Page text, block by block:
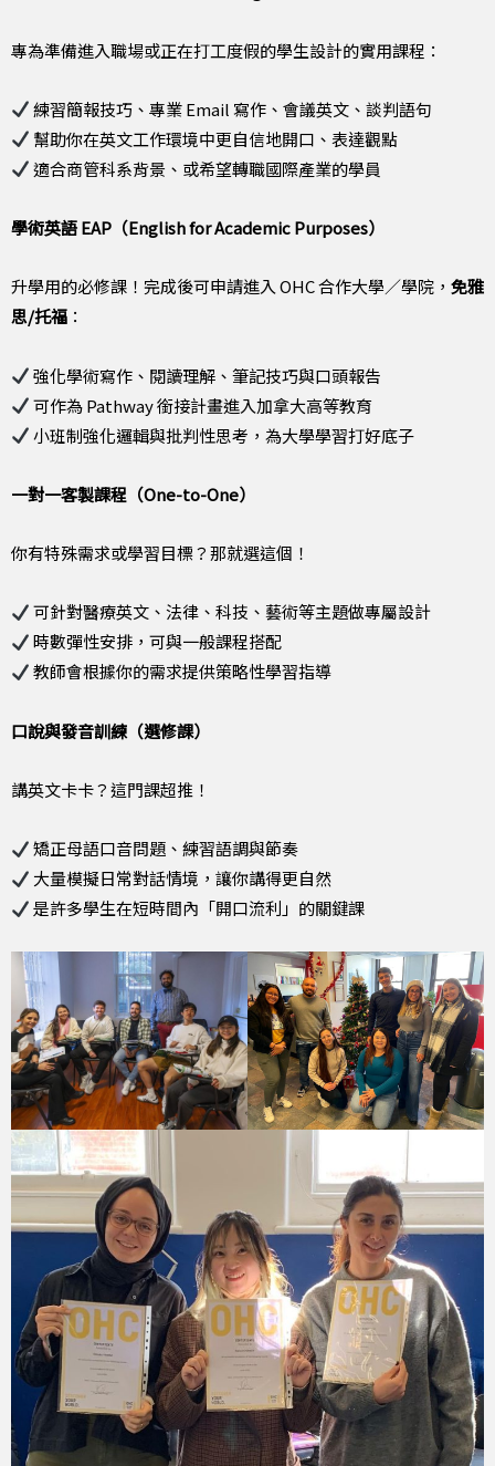
專為準備進入職場或正在打工度假的學生設計的實用課程：
練習簡報技巧、專業 Email 寫作、會議英文、談判語句
幫助你在英文工作環境中更自信地開口、表達觀點
適合商管科系背景、或希望轉職國際產業的學員
學術英語 EAP（English for Academic Purposes）
升學用的必修課！完成後可申請進入 OHC 合作大學／學院， 免雅
思/托福 ：
強化學術寫作、閱讀理解、筆記技巧與口頭報告
可作為 Pathway 銜接計畫進入加拿大高等教育
小班制強化邏輯與批判性思考，為大學學習打好底子
一對一客製課程（One-to-One）
你有特殊需求或學習目標？那就選這個！
可針對醫療英文、法律、科技、藝術等主題做專屬設計
時數彈性安排，可與一般課程搭配
教師會根據你的需求提供策略性學習指導
口說與發音訓練（選修課）
講英文卡卡？這門課超推！
矯正母語口音問題、練習語調與節奏
大量模擬日常對話情境，讓你講得更自然
是許多學生在短時間內「開口流利」的關鍵課